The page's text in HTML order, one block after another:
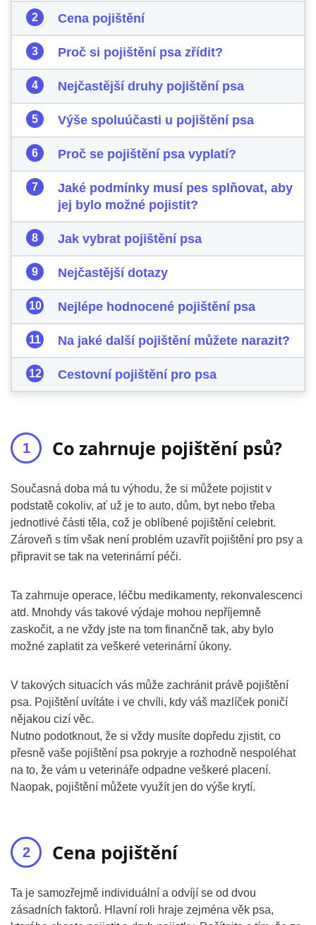
Cena pojištění
Proč si pojištění psa zřídit?
Nejčastější druhy pojištění psa
Výše spoluúčasti u pojištění psa
Proč se pojištění psa vyplatí?
Jaké podmínky musí pes splňovat, aby
jej bylo možné pojistit?
Jak vybrat pojištění psa
Nejčastější dotazy
Nejlépe hodnocené pojištění psa
Na jaké další pojištění můžete narazit?
Cestovní pojištění pro psa
Co zahrnuje pojištění psů?
Současná doba má tu výhodu, že si můžete pojistit v
podstatě cokoliv, ať už je to auto, dům, byt nebo třeba
jednotlivé části těla, což je oblíbené pojištění celebrit.
Zároveň s tím však není problém uzavřít pojištění pro psy a
připravit se tak na veterinární péči.
Ta zahrnuje operace, léčbu medikamenty, rekonvalescenci
atd. Mnohdy vás takové výdaje mohou nepříjemně
zaskočit, a ne vždy jste na tom finančně tak, aby bylo
možné zaplatit za veškeré veterinární úkony.
V takových situacích vás může zachránit právě pojištění
psa. Pojištění uvítáte i ve chvíli, kdy váš mazlíček poničí
nějakou cizí věc.
Nutno podotknout, že si vždy musíte dopředu zjistit, co
přesně vaše pojištění psa pokryje a rozhodně nespoléhat
na to, že vám u veterináře odpadne veškeré placení.
Naopak, pojištění můžete využít jen do výše krytí.
Cena pojištění
Ta je samozřejmě individuální a odvíjí se od dvou
zásadních faktorů. Hlavní roli hraje zejména věk psa,